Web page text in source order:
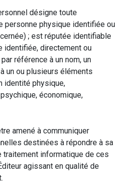
désigne toute
personne physique identifiée ou
; est réputée identifiable
identifiée, directement ou
référence à un nom, un
un ou plusieurs éléments
identité physique,
économique,
amené à communiquer
destinées à répondre à sa
traitement informatique de ces
agissant en qualité de